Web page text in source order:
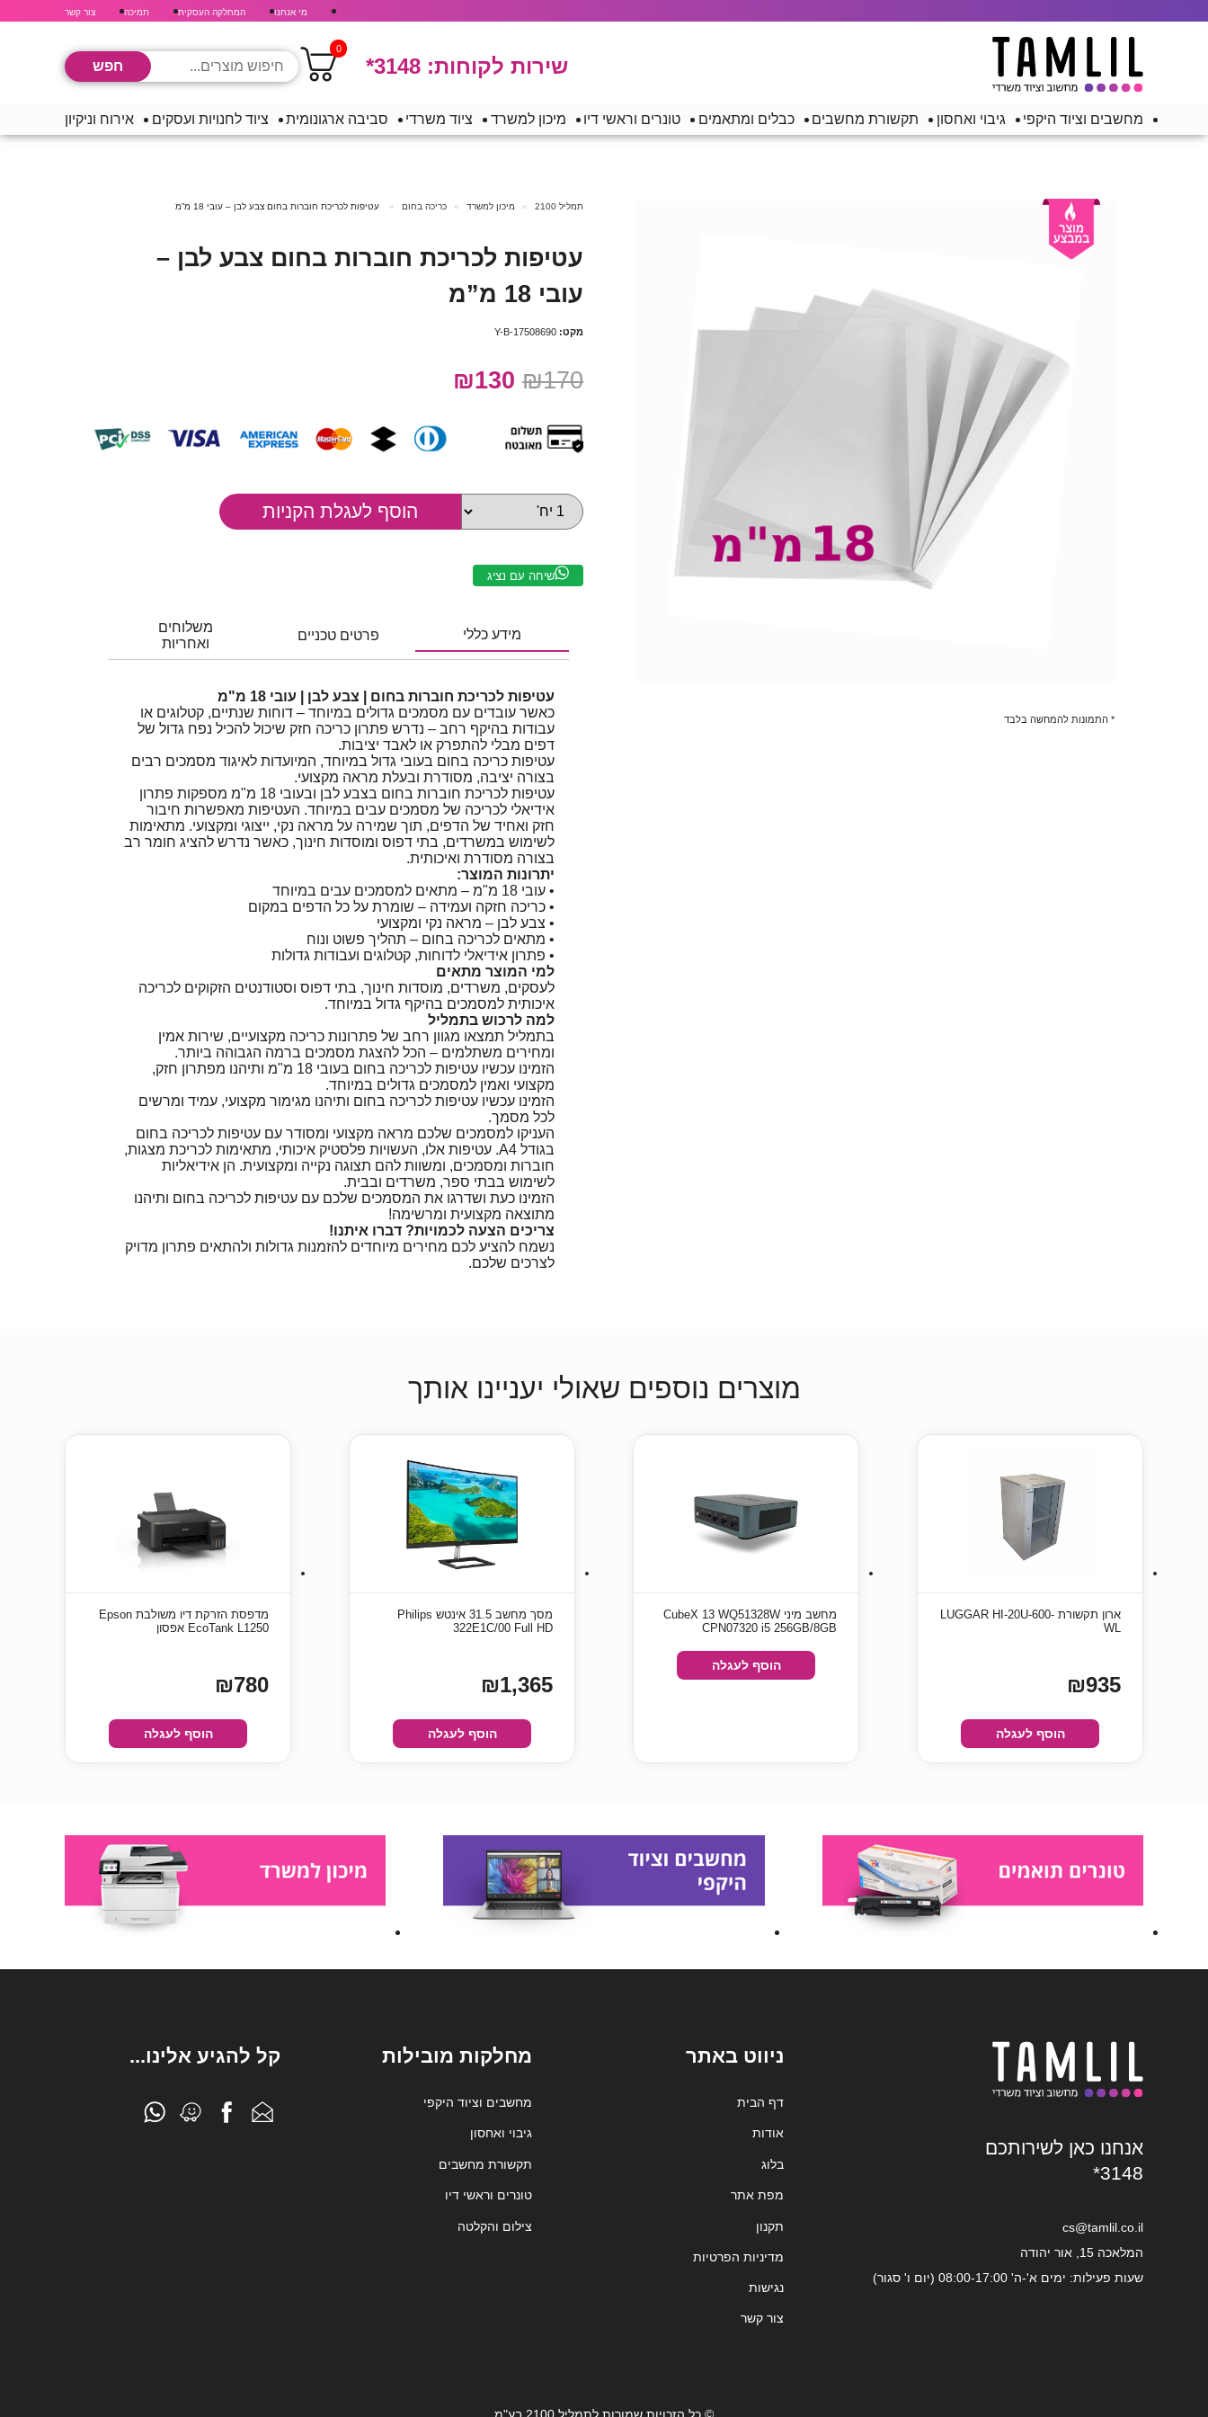
מי אנחנו המחלקה העסקית תמיכה צור קשר
שירות לקוחות: *3148
0
מחשבים וציוד היקפי גיבוי ואחסון תקשורת מחשבים כבלים ומתאמים טונרים וראשי דיו מיכון למשרד ציוד משרדי סביבה ארגונומית ציוד לחנויות ועסקים אירוח וניקיון
* התמונות להמחשה בלבד
תמליל 2100 מיכון למשרד כריכה בחום עטיפות לכריכת חוברות בחום צבע לבן – עובי 18 מ”מ
עטיפות לכריכת חוברות בחום צבע לבן –
עובי 18 מ”מ
מקט: Y-B-17508690
₪170
₪130
שיחה עם נציג
מידע כללי פרטים טכניים
משלוחים
ואחריות
עטיפות לכריכת חוברות בחום | צבע לבן | עובי 18 מ"מ
כאשר עובדים עם מסמכים גדולים במיוחד – דוחות שנתיים, קטלוגים או
עבודות בהיקף רחב – נדרש פתרון כריכה חזק שיכול להכיל נפח גדול של
דפים מבלי להתפרק או לאבד יציבות.
עטיפות כריכה בחום בעובי גדול במיוחד, המיועדות לאיגוד מסמכים רבים
בצורה יציבה, מסודרת ובעלת מראה מקצועי.
עטיפות לכריכת חוברות בחום בצבע לבן ובעובי 18 מ"מ מספקות פתרון
אידיאלי לכריכה של מסמכים עבים במיוחד. העטיפות מאפשרות חיבור
חזק ואחיד של הדפים, תוך שמירה על מראה נקי, ייצוגי ומקצועי. מתאימות
לשימוש במשרדים, בתי דפוס ומוסדות חינוך, כאשר נדרש להציג חומר רב
בצורה מסודרת ואיכותית.
יתרונות המוצר:
• עובי 18 מ"מ – מתאים למסמכים עבים במיוחד
• כריכה חזקה ועמידה – שומרת על כל הדפים במקום
• צבע לבן – מראה נקי ומקצועי
• מתאים לכריכה בחום – תהליך פשוט ונוח
• פתרון אידיאלי לדוחות, קטלוגים ועבודות גדולות
למי המוצר מתאים
לעסקים, משרדים, מוסדות חינוך, בתי דפוס וסטודנטים הזקוקים לכריכה
איכותית למסמכים בהיקף גדול במיוחד.
למה לרכוש בתמליל
בתמליל תמצאו מגוון רחב של פתרונות כריכה מקצועיים, שירות אמין
ומחירים משתלמים – הכל להצגת מסמכים ברמה הגבוהה ביותר.
הזמינו עכשיו עטיפות לכריכה בחום בעובי 18 מ"מ ותיהנו מפתרון חזק,
מקצועי ואמין למסמכים גדולים במיוחד.
הזמינו עכשיו עטיפות לכריכה בחום ותיהנו מגימור מקצועי, עמיד ומרשים
לכל מסמך.
העניקו למסמכים שלכם מראה מקצועי ומסודר עם עטיפות לכריכה בחום
בגודל A4. עטיפות אלו, העשויות פלסטיק איכותי, מתאימות לכריכת מצגות,
חוברות ומסמכים, ומשוות להם תצוגה נקייה ומקצועית. הן אידיאליות
לשימוש בבתי ספר, משרדים ובבית.
הזמינו כעת ושדרגו את המסמכים שלכם עם עטיפות לכריכה בחום ותיהנו
מתוצאה מקצועית ומרשימה!
צריכים הצעה לכמויות? דברו איתנו!
נשמח להציע לכם מחירים מיוחדים להזמנות גדולות ולהתאים פתרון מדויק
לצרכים שלכם.
מוצרים נוספים שאולי יעניינו אותך
ארון תקשורת LUGGAR HI-20U-600-
WL
₪935
הוסף לעגלה
מחשב מיני CubeX 13 WQ51328W
CPN07320 i5 256GB/8GB
הוסף לעגלה
מסך מחשב ‏31.5 ‏אינטש Philips
322E1C/00 Full HD
₪1,365
הוסף לעגלה
מדפסת ‏הזרקת דיו ‏משולבת Epson
EcoTank L1250 אפסון
₪780
הוסף לעגלה
אנחנו כאן לשירותכם
*3148
cs@tamlil.co.il
המלאכה 15, אור יהודה
שעות פעילות: ימים א'-ה' 08:00-17:00 (יום ו' סגור)
ניווט באתר
דף הבית
אודות
בלוג
מפת אתר
תקנון
מדיניות הפרטיות
נגישות
צור קשר
מחלקות מובילות
מחשבים וציוד היקפי
גיבוי ואחסון
תקשורת מחשבים
טונרים וראשי דיו
צילום והקלטה
קל להגיע אלינו...